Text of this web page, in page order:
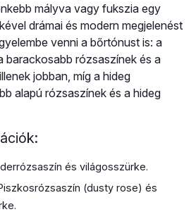
mályva vagy fukszia egy
drámai és modern megjelenést
venni a bőrtónust is: a
barackosabb rózsaszínek és a
jobban, míg a hideg
alapú rózsaszínek és a hideg
és világosszürke.
(dusty rose) és